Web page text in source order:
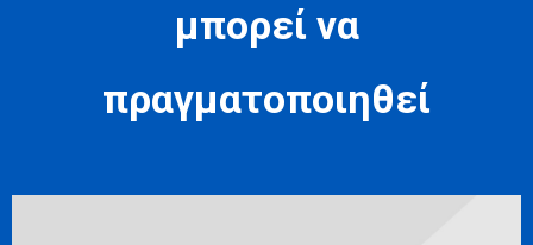
μπορεί να
πραγματοποιηθεί